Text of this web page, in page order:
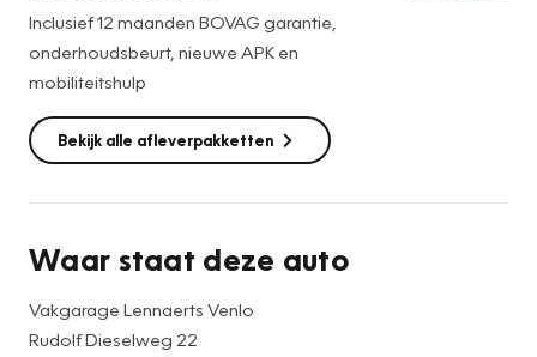
Inclusief 12 maanden BOVAG garantie,
onderhoudsbeurt, nieuwe APK en
mobiliteitshulp
Bekijk alle afleverpakketten
Waar staat deze auto
Vakgarage Lennaerts Venlo
Rudolf Dieselweg 22